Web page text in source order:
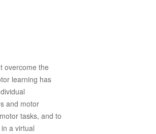
overcome the
learning has
and motor
tasks, and to
a virtual